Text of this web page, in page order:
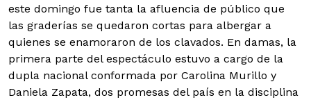
este domingo fue tanta la afluencia de público que
las graderías se quedaron cortas para albergar a
quienes se enamoraron de los clavados. En damas, la
primera parte del espectáculo estuvo a cargo de la
dupla nacional conformada por Carolina Murillo y
Daniela Zapata, dos promesas del país en la disciplina